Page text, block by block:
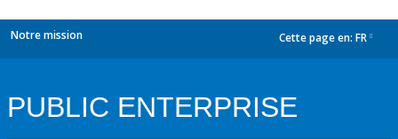
Notre mission Cette page en: FR
PUBLIC ENTERPRISE